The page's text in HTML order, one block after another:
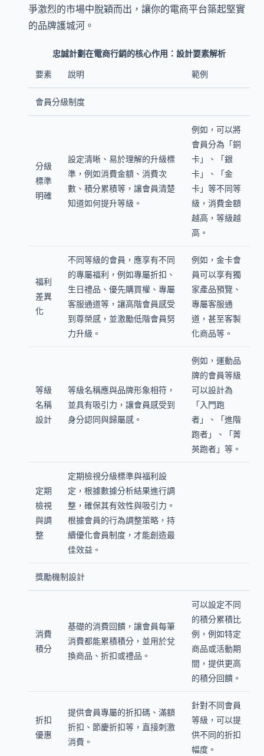
爭激烈的市場中脫穎而出，讓你的電商平台築起堅實
的品牌護城河。
忠誠計劃在電商行銷的核心作用：設計要素解析
要素
說明 範例
會員分級制度
分級
標準
明確
設定清晰、易於理解的升級標
準，例如消費金額、消費次
數、積分累積等，讓會員清楚
知道如何提升等級。
例如，可以將
會員分為「銅
卡」、「銀
卡」、「金
卡」等不同等
級，消費金額
越高，等級越
高。
福利
差異
化
不同等級的會員，應享有不同
的專屬福利，例如專屬折扣、
生日禮品、優先購買權、專屬
客服通道等，讓高階會員感受
到尊榮感，並激勵低階會員努
力升級。
例如，金卡會
員可以享有獨
家產品預覽、
專屬客服通
道，甚至客製
化商品等。
等級
名稱
設計
等級名稱應與品牌形象相符，
並具有吸引力，讓會員感受到
身分認同與歸屬感。
例如，運動品
牌的會員等級
可以設計為
「入門跑
者」、「進階
跑者」、「菁
英跑者」等。
定期
檢視
與調
整
定期檢視分級標準與福利設
定，根據數據分析結果進行調
整，確保其有效性與吸引力。
根據會員的行為調整策略，持
續優化會員制度，才能創造最
佳效益。
獎勵機制設計
消費
積分
基礎的消費回饋，讓會員每筆
消費都能累積積分，並用於兌
換商品、折扣或禮品。
可以設定不同
的積分累積比
例，例如特定
商品或活動期
間，提供更高
的積分回饋。
折扣
優惠
提供會員專屬的折扣碼、滿額
折扣、節慶折扣等，直接刺激
消費。
針對不同會員
等級，可以提
供不同的折扣
幅度。